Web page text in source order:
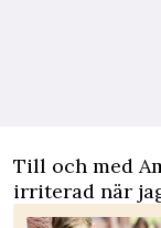
Till och med
irriterad när